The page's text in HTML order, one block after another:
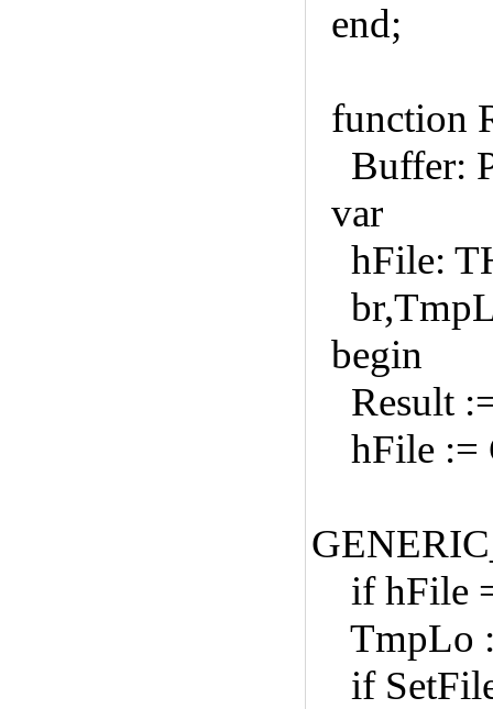
end;
function
Buffer:
var
hFile:
begin
Result
hFile :=
if hFile
TmpLo
if